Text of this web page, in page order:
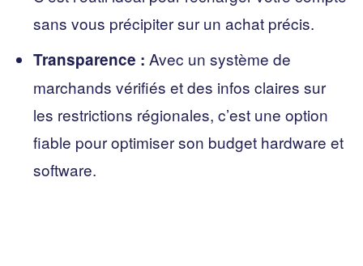
sans vous précipiter sur un achat précis.
Transparence : Avec un système de
marchands vérifiés et des infos claires sur
les restrictions régionales, c’est une option
fiable pour optimiser son budget hardware et
software.